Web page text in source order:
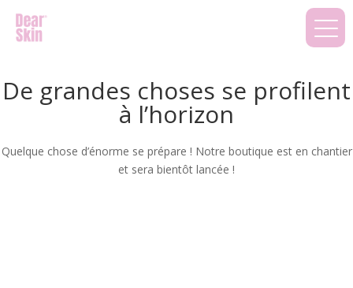
De grandes choses se profilent
à l’horizon
Quelque chose d’énorme se prépare ! Notre boutique est en chantier
et sera bientôt lancée !